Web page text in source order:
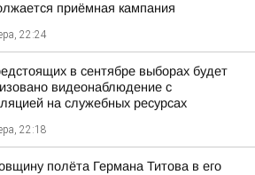
приёмная кампания
22:24
в сентябре выборах будет
видеонаблюдение с
на служебных ресурсах
22:18
полёта Германа Титова в его